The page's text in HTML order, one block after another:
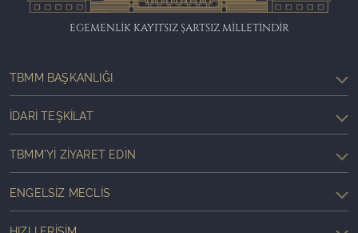
EGEMENLİK KAYITSIZ ŞARTSIZ MİLLETİNDİR
TBMM BAŞKANLIĞI
İDARI TEŞKILAT
TBMM'YI ZIYARET EDIN
ENGELSIZ MECLIS